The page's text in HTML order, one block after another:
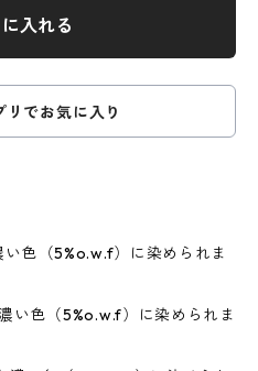
入れる
リでお気に入り
色（5%o.w.f）に染められま
い色（5%o.w.f）に染められま